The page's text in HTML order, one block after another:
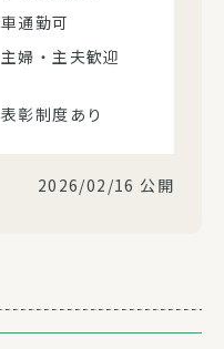
車通勤可
主婦・主夫歓迎
表彰制度あり
2026/02/16 公開